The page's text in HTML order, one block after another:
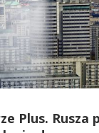
Plus. Rusza